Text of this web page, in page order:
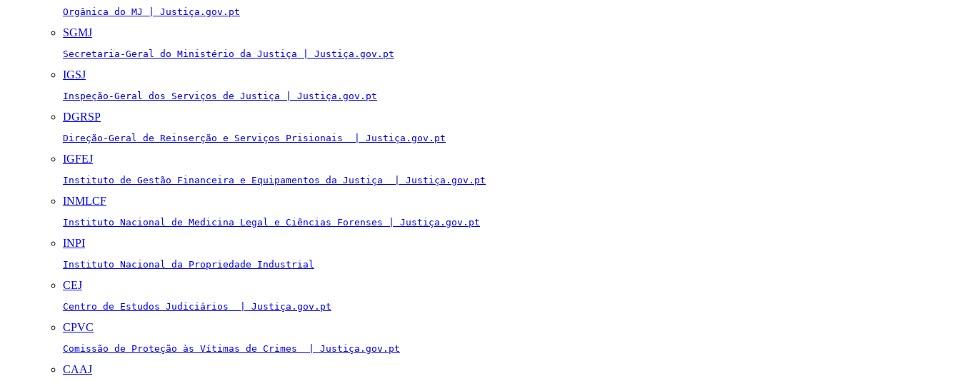
Orgânica do MJ | Justiça.gov.pt
SGMJ
Secretaria-Geral do Ministério da Justiça | Justiça.gov.pt
IGSJ
Inspeção-Geral dos Serviços de Justiça | Justiça.gov.pt
DGRSP
Direção-Geral de Reinserção e Serviços Prisionais  | Justiça.gov.pt
IGFEJ
Instituto de Gestão Financeira e Equipamentos da Justiça  | Justiça.gov.pt
INMLCF
Instituto Nacional de Medicina Legal e Ciências Forenses | Justiça.gov.pt
INPI
Instituto Nacional da Propriedade Industrial
CEJ
Centro de Estudos Judiciários  | Justiça.gov.pt
CPVC
Comissão de Proteção às Vítimas de Crimes  | Justiça.gov.pt
CAAJ